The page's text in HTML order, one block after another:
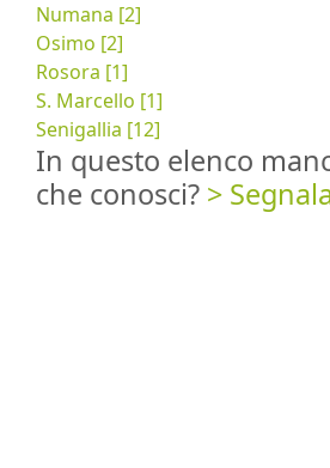
Numana [2]
Osimo [2]
Rosora [1]
S. Marcello [1]
Senigallia [12]
In questo elenco
che conosci? >